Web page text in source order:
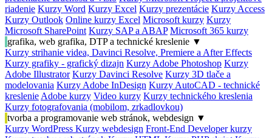
riadenie Kurzy Word Kurzy Excel Kurzy prezentácie Kurzy Access
Kurzy Outlook Online kurzy Excel Microsoft kurzy Kurzy
Microsoft SharePoint Kurzy SAP a ABAP Microsoft 365 kurzy
grafika, web grafika, DTP a technické kreslenie ▼
Kurzy strihanie videa, Davinci Resolve, Premiere a After Effects
Kurzy grafiky - grafický dizajn Kurzy Adobe Photoshop Kurzy
Adobe Illustrator Kurzy Davinci Resolve Kurzy 3D tlače a
modelovania Kurzy Adobe InDesign Kurzy AutoCAD - technické
kreslenie Adobe kurzy Video kurzy Kurzy technického kreslenia
Kurzy fotografovania (mobilom, zrkadlovkou)
tvorba a programovanie web stránok, webdesign ▼
Kurzy WordPress Kurzy webdesign Front-End Developer kurzy